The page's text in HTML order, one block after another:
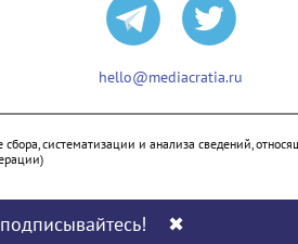
hello@mediacratia.ru
систематизации и анализа сведений,
✖